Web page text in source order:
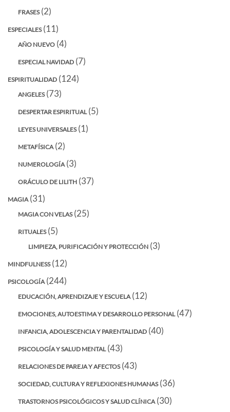
FRASES(2)
ESPECIALES(11)
AÑO NUEVO (4)
ESPECIAL NAVIDAD (7)
ESPIRITUALIDAD (124)
ANGELES(73)
DESPERTAR ESPIRITUAL(5)
LEYES UNIVERSALES(1)
METAFÍSICA (2)
NUMEROLOGÍA (3)
ORÁCULO DE LILITH (37)
MAGIA (31)
MAGIA CON VELAS(25)
RITUALES(5)
LIMPIEZA, PURIFICACIÓN Y PROTECCIÓN (3)
MINDFULNESS(12)
PSICOLOGÍA (244)
EDUCACIÓN, APRENDIZAJE Y ESCUELA (12)
EMOCIONES, AUTOESTIMA Y DESARROLLO PERSONAL(47)
INFANCIA, ADOLESCENCIA Y PARENTALIDAD (40)
PSICOLOGÍA Y SALUD MENTAL(43)
RELACIONES DE PAREJA Y AFECTOS(43)
SOCIEDAD, CULTURA Y REFLEXIONES HUMANAS(36)
TRASTORNOS PSICOLÓGICOS Y SALUD CLÍNICA (30)